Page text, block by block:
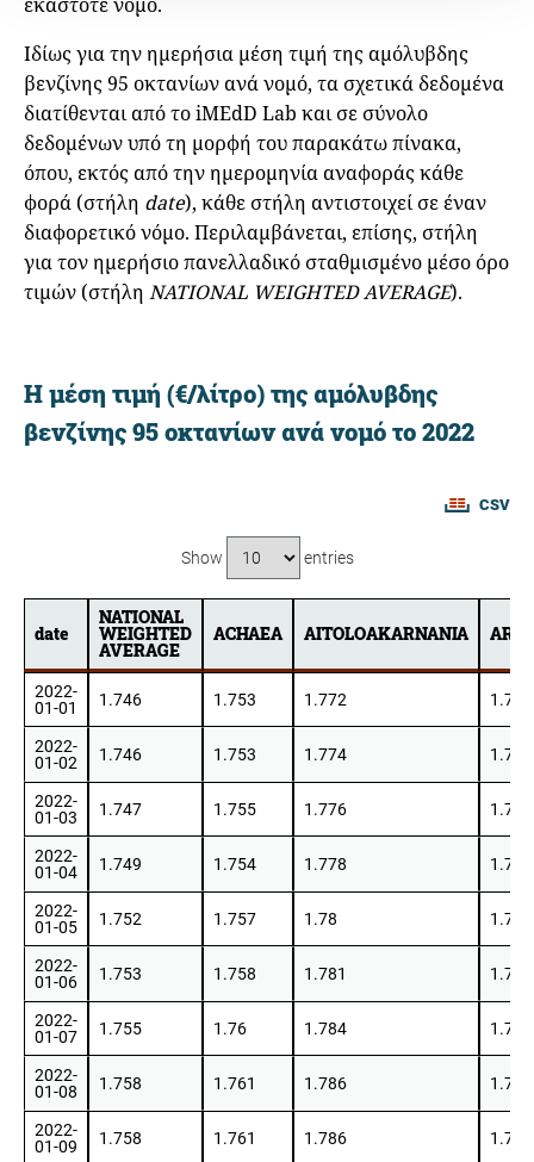
Ιδίως για την ημερήσια μέση τιμή της αμόλυβδης
βενζίνης 95 οκτανίων ανά νομό, τα σχετικά δεδομένα
διατίθενται από το iMEdD Lab και σε σύνολο
δεδομένων υπό τη μορφή του παρακάτω πίνακα,
όπου, εκτός από την ημερομηνία αναφοράς κάθε
φορά (στήλη date), κάθε στήλη αντιστοιχεί σε έναν
διαφορετικό νόμο. Περιλαμβάνεται, επίσης, στήλη
για τον ημερήσιο πανελλαδικό σταθμισμένο μέσο όρο
τιμών (στήλη NATIONAL WEIGHTED AVERAGE).
Η μέση τιμή (€/λίτρο) της αμόλυβδης
βενζίνης 95 οκτανίων ανά νομό το 2022
CSV
Show entries
date
NATIONAL
WEIGHTED
AVERAGE
ACHAEA AITOLOAKARNANIA
date NATIONAL
WEIGHTED
AVERAGE
ACHAEA AITOLOAKARNANIA
2022-
01-01
1.746 1.753 1.772 1.783
2022-
01-02
1.746 1.753 1.774 1.783
2022-
01-03
1.747 1.755 1.776 1.783
2022-
01-04
1.749 1.754 1.778 1.783
2022-
01-05
1.752 1.757 1.78 1.785
2022-
01-06
1.753 1.758 1.781 1.783
2022-
01-07
1.755 1.76 1.784 1.784
2022-
01-08
1.758 1.761 1.786 1.786
2022-
01-09
1.758 1.761 1.786 1.786